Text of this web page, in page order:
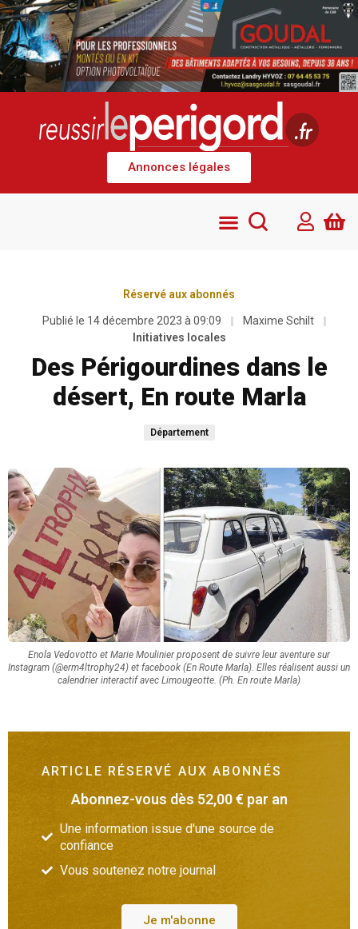
Annonces légales
Réservé aux abonnés
Publié le 14 décembre 2023 à 09:09
Maxime Schilt
Initiatives locales
Des Périgourdines dans le
désert, En route Marla
Département
Enola Vedovotto et Marie Moulinier proposent de suivre leur aventure sur
Instagram (@erm4ltrophy24) et facebook (En Route Marla). Elles réalisent aussi un
calendrier interactif avec Limougeotte. (Ph. En route Marla)
ARTICLE RÉSERVÉ AUX ABONNÉS
Abonnez-vous dès 52,00 € par an
Une information issue d'une source de
confiance
Vous soutenez notre journal
Je m'abonne